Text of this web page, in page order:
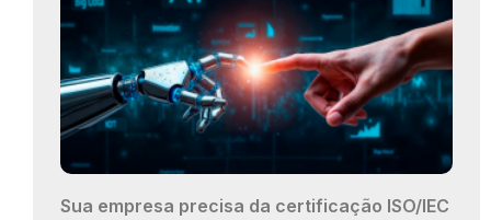
Sua empresa precisa da certificação ISO/IEC